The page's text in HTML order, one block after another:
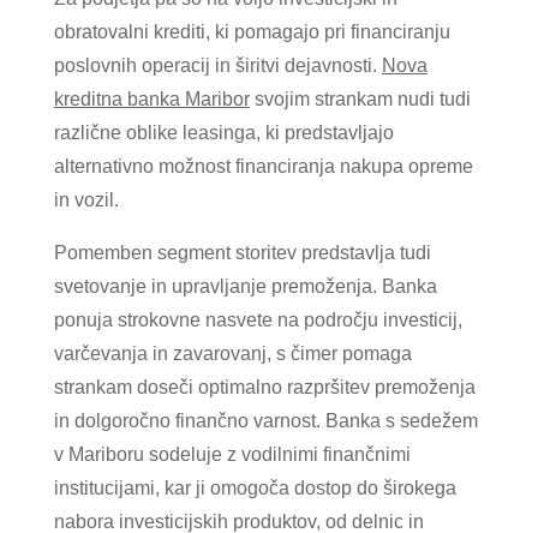
obratovalni krediti, ki pomagajo pri financiranju
poslovnih operacij in širitvi dejavnosti. Nova
kreditna banka Mariborsvojim strankam nudi tudi
različne oblike leasinga, ki predstavljajo
alternativno možnost financiranja nakupa opreme
in vozil.
Pomemben segment storitev predstavlja tudi
svetovanje in upravljanje premoženja. Banka
ponuja strokovne nasvete na področju investicij,
varčevanja in zavarovanj, s čimer pomaga
strankam doseči optimalno razpršitev premoženja
in dolgoročno finančno varnost. Banka s sedežem
v Mariboru sodeluje z vodilnimi finančnimi
institucijami, kar ji omogoča dostop do širokega
nabora investicijskih produktov, od delnic in